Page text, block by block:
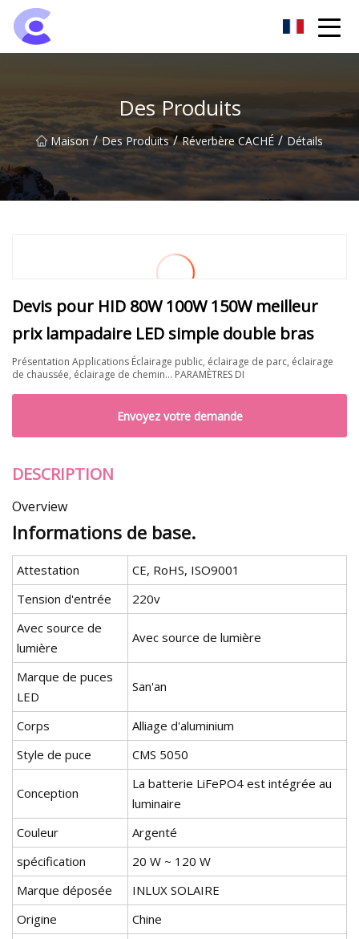
Des Produits
Maison / Des Produits / Réverbère CACHÉ / Détails
Devis pour HID 80W 100W 150W meilleur
prix lampadaire LED simple double bras
Présentation Applications Éclairage public, éclairage de parc, éclairage
de chaussée, éclairage de chemin… PARAMÈTRES DI
Envoyez votre demande
DESCRIPTION
Overview
Informations de base.
Attestation
CE, RoHS, ISO9001
Tension d'entrée
220v
Avec source de
lumière
Avec source de lumière
Marque de puces
LED
San'an
Corps
Alliage d'aluminium
Style de puce
CMS 5050
Conception
La batterie LiFePO4 est intégrée au
luminaire
Couleur
Argenté
spécification
20 W ~ 120 W
Marque déposée
INLUX SOLAIRE
Origine
Chine